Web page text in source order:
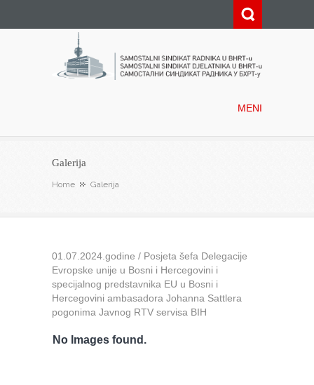
MENI
Galerija
Home Galerija
01.07.2024.godine / Posjeta šefa Delegacije
Evropske unije u Bosni i Hercegovini i
specijalnog predstavnika EU u Bosni i
Hercegovini ambasadora Johanna Sattlera
pogonima Javnog RTV servisa BIH
No Images found.